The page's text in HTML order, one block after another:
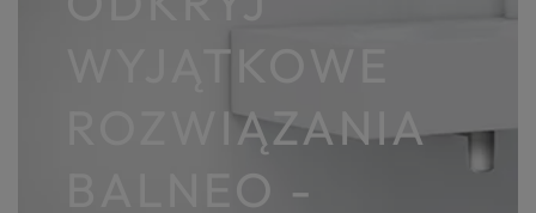
WYJĄTKOWE
ROZWIĄZANIA
BALNEO -